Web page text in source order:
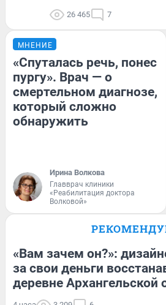
26 465 7
МНЕНИЕ
«Спуталась речь, понес
пургу». Врач — о
смертельном диагнозе,
который сложно
обнаружить
Ирина Волкова
Главврач клиники
«Реабилитация доктора
Волковой»
«Вам зачем он?»:
за свои деньги
деревне Архангельской